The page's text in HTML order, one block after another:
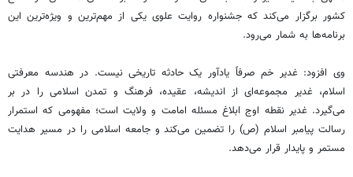
کشور برگزار می‌کند که جشنواره روایت علوی یکی از مهم‌ترین و ویژه‌ترین این
برنامه‌ها به شمار می‌رود.
وی افزود: غدیر خم صرفاً یادآور یک حادثه تاریخی نیست. در هندسه معرفتی
اسلام، غدیر مجموعه‌ای از اندیشه، عقیده، فرهنگ و تمدن اسلامی را در بر
می‌گیرد. غدیر نقطه اوج ابلاغ مسئله امامت و ولایت است؛ مفهومی که استمرار
رسالت پیامبر اسلام (ص) را تضمین می‌کند و جامعه اسلامی را در مسیر هدایت
مستمر و پایدار قرار می‌دهد.